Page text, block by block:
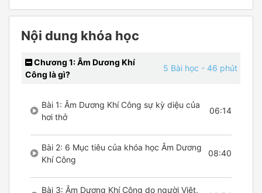
Nội dung khóa học
Chương 1: Âm Dương Khí
Công là gì?
5 Bài học - 46 phút
Bài 1: Âm Dương Khí Công sự kỳ diệu của
hơi thở
06:14
Bài 2: 6 Mục tiêu của khóa học Âm Dương
Khí Công
08:40
Bài 3: Âm Dương Khí Công do người Việt,